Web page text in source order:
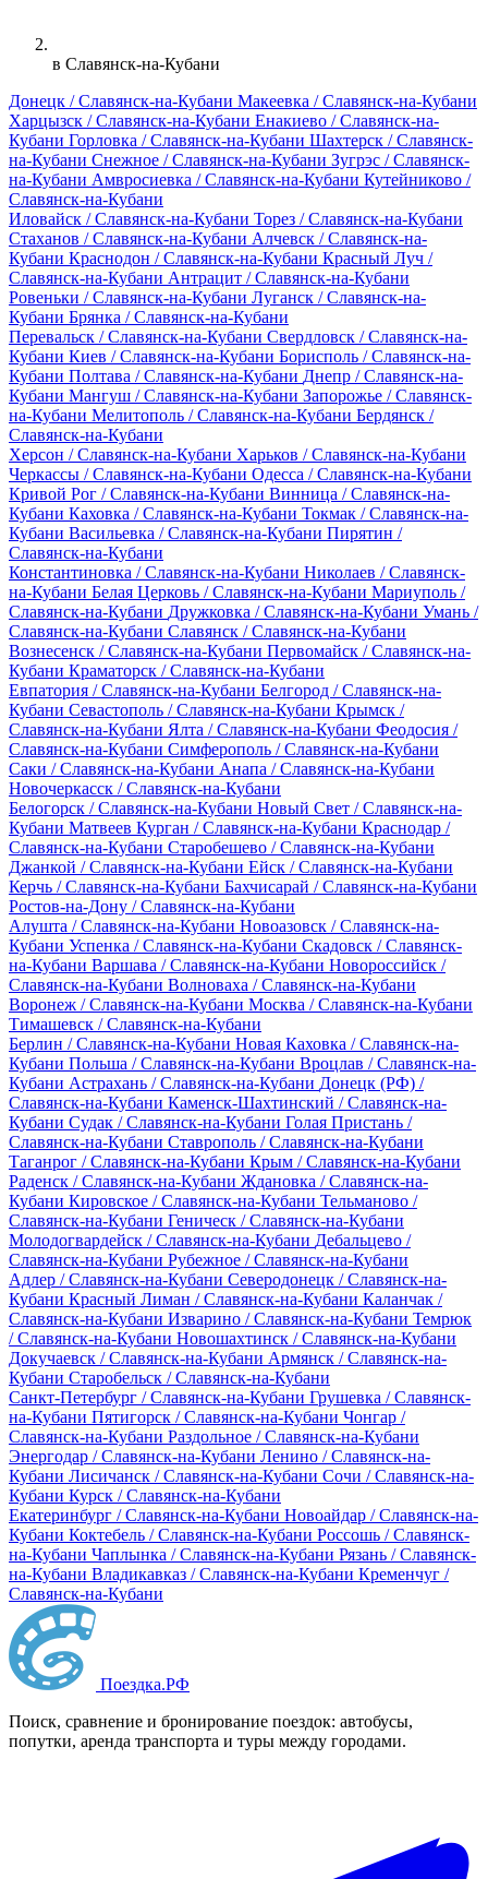
в Славянск-на-Кубани
Донецк / Славянск-на-Кубани Макеевка / Славянск-на-Кубани
Харцызск / Славянск-на-Кубани Енакиево / Славянск-на-
Кубани Горловка / Славянск-на-Кубани Шахтерск / Славянск-
на-Кубани Снежное / Славянск-на-Кубани Зугрэс / Славянск-
на-Кубани Амвросиевка / Славянск-на-Кубани Кутейниково /
Славянск-на-Кубани
Иловайск / Славянск-на-Кубани Торез / Славянск-на-Кубани
Стаханов / Славянск-на-Кубани Алчевск / Славянск-на-
Кубани Краснодон / Славянск-на-Кубани Красный Луч /
Славянск-на-Кубани Антрацит / Славянск-на-Кубани
Ровеньки / Славянск-на-Кубани Луганск / Славянск-на-
Кубани Брянка / Славянск-на-Кубани
Перевальск / Славянск-на-Кубани Свердловск / Славянск-на-
Кубани Киев / Славянск-на-Кубани Борисполь / Славянск-на-
Кубани Полтава / Славянск-на-Кубани Днепр / Славянск-на-
Кубани Мангуш / Славянск-на-Кубани Запорожье / Славянск-
на-Кубани Мелитополь / Славянск-на-Кубани Бердянск /
Славянск-на-Кубани
Херсон / Славянск-на-Кубани Харьков / Славянск-на-Кубани
Черкассы / Славянск-на-Кубани Одесса / Славянск-на-Кубани
Кривой Рог / Славянск-на-Кубани Винница / Славянск-на-
Кубани Каховка / Славянск-на-Кубани Токмак / Славянск-на-
Кубани Васильевка / Славянск-на-Кубани Пирятин /
Славянск-на-Кубани
Константиновка / Славянск-на-Кубани Николаев / Славянск-
на-Кубани Белая Церковь / Славянск-на-Кубани Мариуполь /
Славянск-на-Кубани Дружковка / Славянск-на-Кубани Умань /
Славянск-на-Кубани Славянск / Славянск-на-Кубани
Вознесенск / Славянск-на-Кубани Первомайск / Славянск-на-
Кубани Краматорск / Славянск-на-Кубани
Евпатория / Славянск-на-Кубани Белгород / Славянск-на-
Кубани Севастополь / Славянск-на-Кубани Крымск /
Славянск-на-Кубани Ялта / Славянск-на-Кубани Феодосия /
Славянск-на-Кубани Симферополь / Славянск-на-Кубани
Саки / Славянск-на-Кубани Анапа / Славянск-на-Кубани
Новочеркасск / Славянск-на-Кубани
Белогорск / Славянск-на-Кубани Новый Свет / Славянск-на-
Кубани Матвеев Курган / Славянск-на-Кубани Краснодар /
Славянск-на-Кубани Старобешево / Славянск-на-Кубани
Джанкой / Славянск-на-Кубани Ейск / Славянск-на-Кубани
Керчь / Славянск-на-Кубани Бахчисарай / Славянск-на-Кубани
Ростов-на-Дону / Славянск-на-Кубани
Алушта / Славянск-на-Кубани Новоазовск / Славянск-на-
Кубани Успенка / Славянск-на-Кубани Скадовск / Славянск-
на-Кубани Варшава / Славянск-на-Кубани Новороссийск /
Славянск-на-Кубани Волноваха / Славянск-на-Кубани
Воронеж / Славянск-на-Кубани Москва / Славянск-на-Кубани
Тимашевск / Славянск-на-Кубани
Берлин / Славянск-на-Кубани Новая Каховка / Славянск-на-
Кубани Польша / Славянск-на-Кубани Вроцлав / Славянск-на-
Кубани Астрахань / Славянск-на-Кубани Донецк (РФ) /
Славянск-на-Кубани Каменск-Шахтинский / Славянск-на-
Кубани Судак / Славянск-на-Кубани Голая Пристань /
Славянск-на-Кубани Ставрополь / Славянск-на-Кубани
Таганрог / Славянск-на-Кубани Крым / Славянск-на-Кубани
Раденск / Славянск-на-Кубани Ждановка / Славянск-на-
Кубани Кировское / Славянск-на-Кубани Тельманово /
Славянск-на-Кубани Геническ / Славянск-на-Кубани
Молодогвардейск / Славянск-на-Кубани Дебальцево /
Славянск-на-Кубани Рубежное / Славянск-на-Кубани
Адлер / Славянск-на-Кубани Северодонецк / Славянск-на-
Кубани Красный Лиман / Славянск-на-Кубани Каланчак /
Славянск-на-Кубани Изварино / Славянск-на-Кубани Темрюк
/ Славянск-на-Кубани Новошахтинск / Славянск-на-Кубани
Докучаевск / Славянск-на-Кубани Армянск / Славянск-на-
Кубани Старобельск / Славянск-на-Кубани
Санкт-Петербург / Славянск-на-Кубани Грушевка / Славянск-
на-Кубани Пятигорск / Славянск-на-Кубани Чонгар /
Славянск-на-Кубани Раздольное / Славянск-на-Кубани
Энергодар / Славянск-на-Кубани Ленино / Славянск-на-
Кубани Лисичанск / Славянск-на-Кубани Сочи / Славянск-на-
Кубани Курск / Славянск-на-Кубани
Екатеринбург / Славянск-на-Кубани Новоайдар / Славянск-на-
Кубани Коктебель / Славянск-на-Кубани Россошь / Славянск-
на-Кубани Чаплынка / Славянск-на-Кубани Рязань / Славянск-
на-Кубани Владикавказ / Славянск-на-Кубани Кременчуг /
Славянск-на-Кубани
Поездка.РФ
Поиск, сравнение и бронирование поездок: автобусы,
попутки, аренда транспорта и туры между городами.